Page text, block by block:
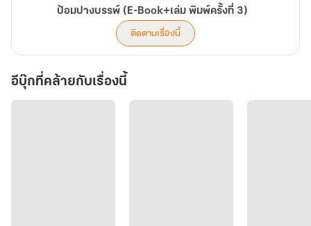
ป้อมปางบรรพ์ (E-Book+เล่ม พิมพ์ครั้งที่ 3)
ติดตามเรื่องนี้
อีบุ๊กที่คล้ายกับเรื่องนี้